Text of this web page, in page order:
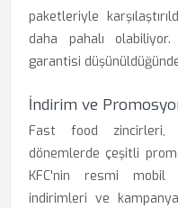
paketleriyle
daha pahalı
garantisi
İndirim ve
Fast food zincirleri,
dönemlerde çeşitli
KFC'nin resmi mobil
indirimleri ve